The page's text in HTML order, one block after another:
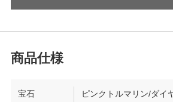
宝石
ピンクトルマリン/ダイ